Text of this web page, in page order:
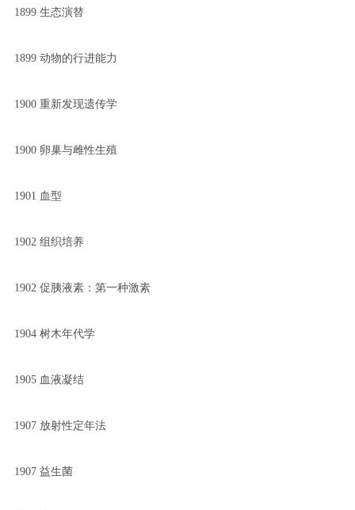
1899 生态演替
1899 动物的行进能力
1900 重新发现遗传学
1900 卵巢与雌性生殖
1901 血型
1902 组织培养
1902 促胰液素：第一种激素
1904 树木年代学
1905 血液凝结
1907 放射性定年法
1907 益生菌